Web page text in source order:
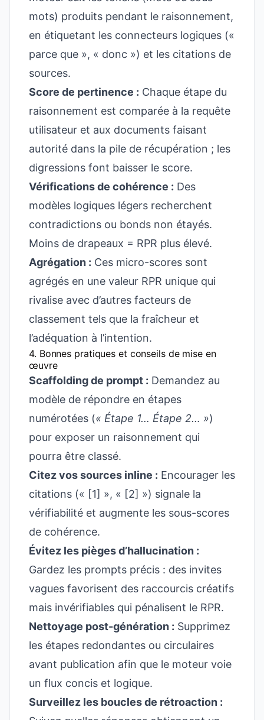
mots) produits pendant le raisonnement,
en étiquetant les connecteurs logiques («
parce que », « donc ») et les citations de
sources.
Score de pertinence : Chaque étape du
raisonnement est comparée à la requête
utilisateur et aux documents faisant
autorité dans la pile de récupération ; les
digressions font baisser le score.
Vérifications de cohérence : Des
modèles logiques légers recherchent
contradictions ou bonds non étayés.
Moins de drapeaux = RPR plus élevé.
Agrégation : Ces micro-scores sont
agrégés en une valeur RPR unique qui
rivalise avec d’autres facteurs de
classement tels que la fraîcheur et
l’adéquation à l’intention.
4. Bonnes pratiques et conseils de mise en
œuvre
Scaffolding de prompt : Demandez au
modèle de répondre en étapes
numérotées (« Étape 1… Étape 2… »)
pour exposer un raisonnement qui
pourra être classé.
Citez vos sources inline : Encourager les
citations (« [1] », « [2] ») signale la
vérifiabilité et augmente les sous-scores
de cohérence.
Évitez les pièges d’hallucination :
Gardez les prompts précis : des invites
vagues favorisent des raccourcis créatifs
mais invérifiables qui pénalisent le RPR.
Nettoyage post-génération : Supprimez
les étapes redondantes ou circulaires
avant publication afin que le moteur voie
un flux concis et logique.
Surveillez les boucles de rétroaction :